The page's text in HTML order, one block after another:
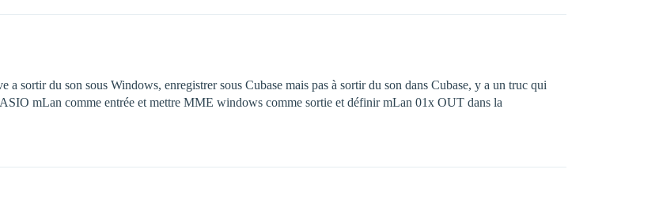
a sortir du son sous Windows, enregistrer sous Cubase mais pas à sortir du son dans Cubase, y a un truc qui
mLan comme entrée et mettre MME windows comme sortie et définir mLan 01x OUT dans la